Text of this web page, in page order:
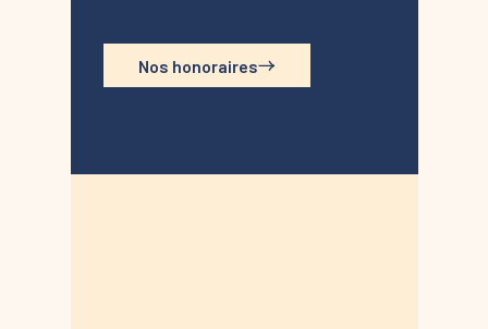
Nos honoraires